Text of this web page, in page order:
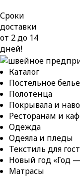
Сроки
доставки
от 2 до 14
дней!
Каталог
Постельное белье
Полотенца
Покрывала и
Ресторанам и
Одежда
Одеяла и пледы
Текстиль для
Новый год «Год
Матрасы